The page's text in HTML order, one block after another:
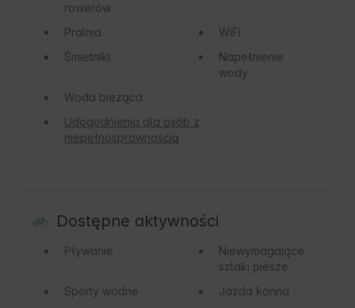
rowerów
Pralnia
WiFi
Śmietniki
Napełnienie
wody
Woda bieżąca
Udogodnienia dla osób z
niepełnosprawnością
Dostępne aktywności
Pływanie
Niewymagające
szlaki piesze
Sporty wodne
Jazda konna